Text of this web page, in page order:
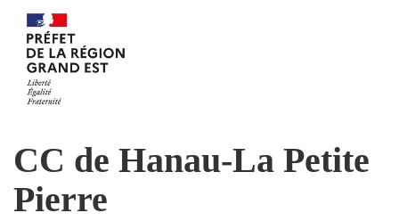
CC de Hanau-La Petite
Pierre